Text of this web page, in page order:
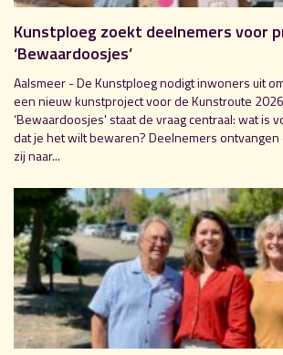
Kunstploeg zoekt deelnemers voor
‘Bewaardoosjes’
Aalsmeer - De Kunstploeg nodigt inwoners uit
een nieuw kunstproject voor de Kunstroute
‘Bewaardoosjes' staat de vraag centraal: wat is
dat je het wilt bewaren? Deelnemers
zij naar...